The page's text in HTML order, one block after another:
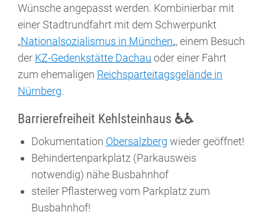
Wünsche angepasst werden. Kombinierbar mit
einer Stadtrundfahrt mit dem Schwerpunkt
„Nationalsozialismus in München„, einem Besuch
der KZ-Gedenkstätte Dachau oder einer Fahrt
zum ehemaligen Reichsparteitagsgelände in
Nürnberg.
Barrierefreiheit Kehlsteinhaus ♿♿
Dokumentation Obersalzberg wieder geöffnet!
Behindertenparkplatz (Parkausweis
notwendig) nähe Busbahnhof
steiler Pflasterweg vom Parkplatz zum
Busbahnhof!